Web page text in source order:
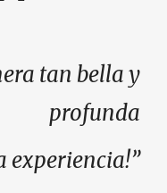
tan bella y
profunda
experiencia!”